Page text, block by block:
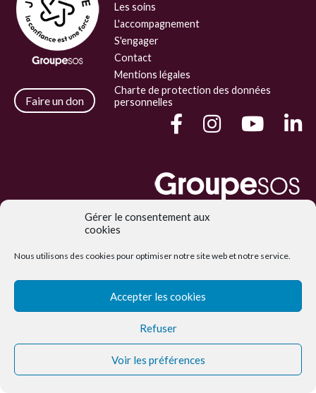
Gérer le consentement aux
cookies
Nous utilisons des cookies pour optimiser notre site web et notre service.
Accepter les cookies
Refuser
Voir les préférences
Faire un don
Les soins
L'accompagnement
S'engager
Contact
Mentions légales
Charte de protection des données
personnelles